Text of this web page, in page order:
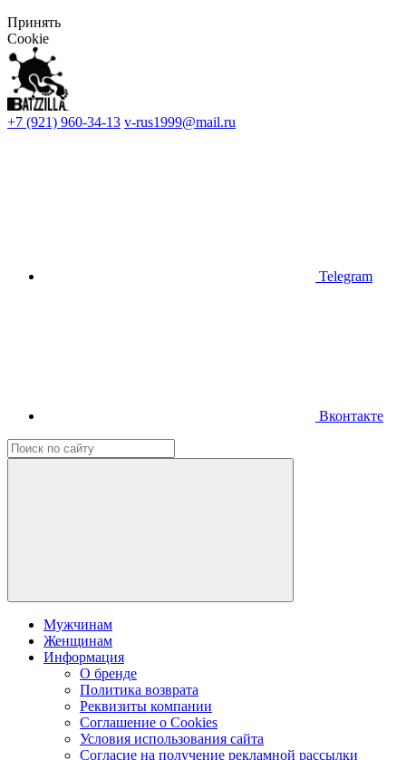
Принять
Cookie
+7 (921) 960-34-13 v-rus1999@mail.ru
Telegram
Вконтакте
Мужчинам
Женщинам
Информация
О бренде
Политика возврата
Реквизиты компании
Соглашение о Cookies
Условия использования сайта
Согласие на получение рекламной рассылки